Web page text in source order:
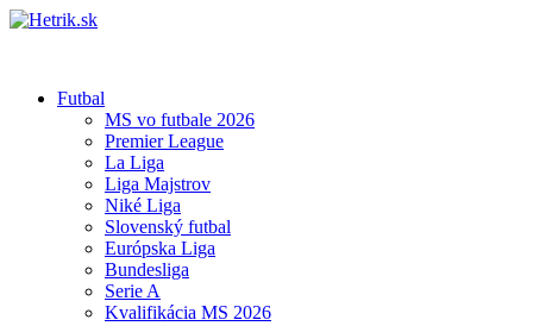
Futbal
MS vo futbale 2026
Premier League
La Liga
Liga Majstrov
Niké Liga
Slovenský futbal
Európska Liga
Bundesliga
Serie A
Kvalifikácia MS 2026